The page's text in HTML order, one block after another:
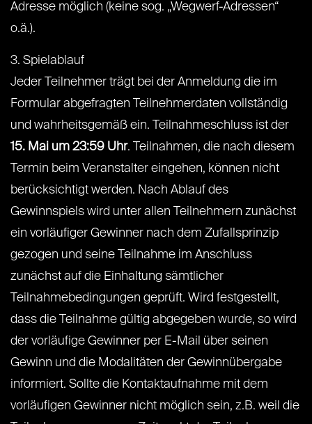
Adresse möglich (keine sog. „Wegwerf-Adressen“
o.ä.).
3. Spielablauf
Jeder Teilnehmer trägt bei der Anmeldung die im
Formular abgefragten Teilnehmerdaten vollständig
und wahrheitsgemäß ein. Teilnahmeschluss ist der
15. Mai um 23:59 Uhr. Teilnahmen, die nach diesem
Termin beim Veranstalter eingehen, können nicht
berücksichtigt werden. Nach Ablauf des
Gewinnspiels wird unter allen Teilnehmern zunächst
ein vorläufiger Gewinner nach dem Zufallsprinzip
gezogen und seine Teilnahme im Anschluss
zunächst auf die Einhaltung sämtlicher
Teilnahmebedingungen geprüft. Wird festgestellt,
dass die Teilnahme gültig abgegeben wurde, so wird
der vorläufige Gewinner per E-Mail über seinen
Gewinn und die Modalitäten der Gewinnübergabe
informiert. Sollte die Kontaktaufnahme mit dem
vorläufigen Gewinner nicht möglich sein, z.B. weil die